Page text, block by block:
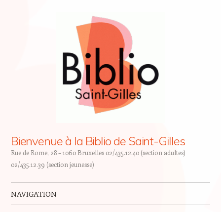
Bienvenue à la Biblio de Saint-Gilles
Rue de Rome, 28 – 1060 Bruxelles 02/435.12.40 (section adultes)
02/435.12.39 (section jeunesse)
NAVIGATION